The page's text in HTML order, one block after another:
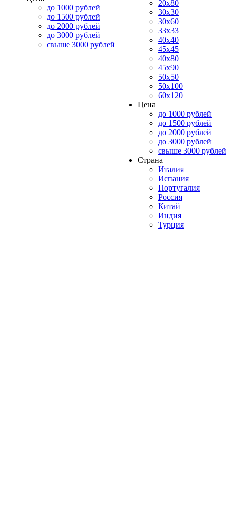
до 1000 рублей
до 1500 рублей
до 2000 рублей
до 3000 рублей
свыше 3000 рублей
20x80
30x30
30x60
33x33
40x40
45x45
40x80
45x90
50x50
50x100
60x120
Цена
до 1000 рублей
до 1500 рублей
до 2000 рублей
до 3000 рублей
свыше 3000 рублей
Страна
Италия
Испания
Португалия
Россия
Китай
Индия
Турция